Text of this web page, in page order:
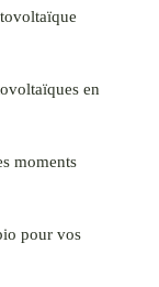
en
moments
pour vos